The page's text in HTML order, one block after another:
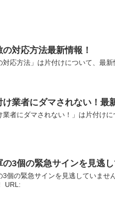
対応方法最新情報！
対応方法」は片付けについて、最
業者にダマされない！最
業者にダマされない！」は片付け
3個の緊急サインを見逃
3個の緊急サインを見逃していま
URL: